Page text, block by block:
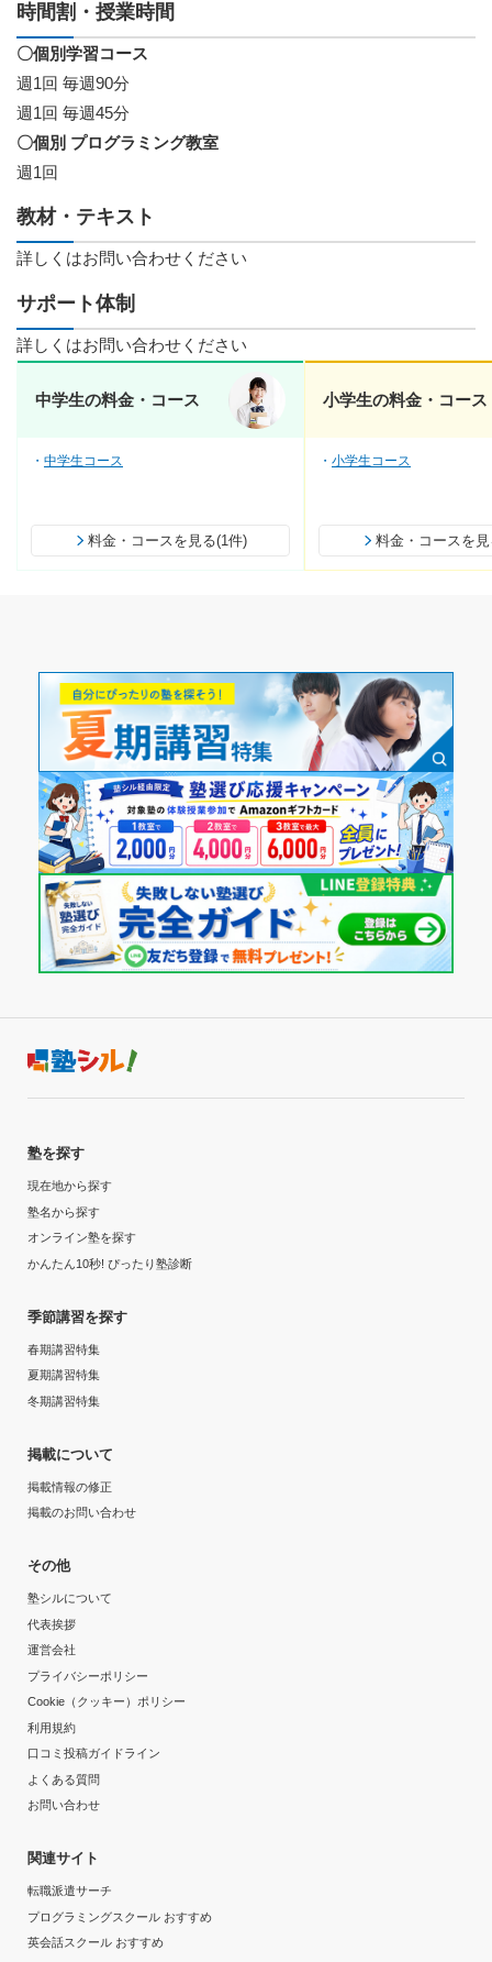
時間割・授業時間
〇個別学習コース
週1回 毎週90分
週1回 毎週45分
〇個別 プログラミング教室
週1回
教材・テキスト
詳しくはお問い合わせください
サポート体制
詳しくはお問い合わせください
中学生の料金・コース
中学生コース
料金・コースを見る(1件)
小学生の料金・コース
小学生コース
料金・コースを
塾を探す
現在地から探す
塾名から探す
オンライン塾を探す
かんたん10秒! ぴったり塾診断
季節講習を探す
春期講習特集
夏期講習特集
冬期講習特集
掲載について
掲載情報の修正
掲載のお問い合わせ
その他
塾シルについて
代表挨拶
運営会社
プライバシーポリシー
Cookie（クッキー）ポリシー
利用規約
口コミ投稿ガイドライン
よくある質問
お問い合わせ
関連サイト
転職派遣サーチ
プログラミングスクール おすすめ
英会話スクール おすすめ